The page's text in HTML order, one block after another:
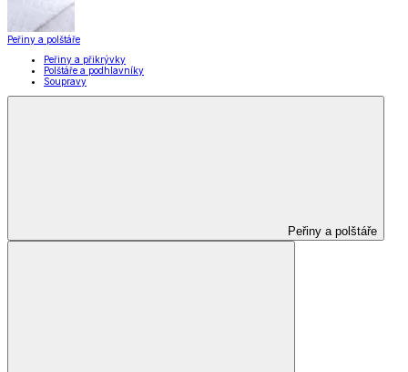
Peřiny a polštáře
Peřiny a přikrývky
Polštáře a podhlavníky
Soupravy
Peřiny a polštáře